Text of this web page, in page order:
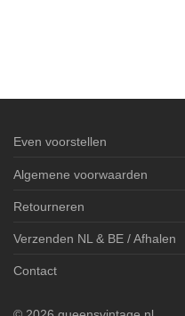
Even voorstellen
Algemene voorwaarden
Retourneren
Verzenden NL & BE / Afhalen
Contact